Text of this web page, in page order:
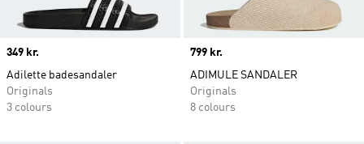
Price
349 kr.
Adilette badesandaler
Originals
3 colours
Price
799 kr.
ADIMULE SANDALER
Originals
8 colours